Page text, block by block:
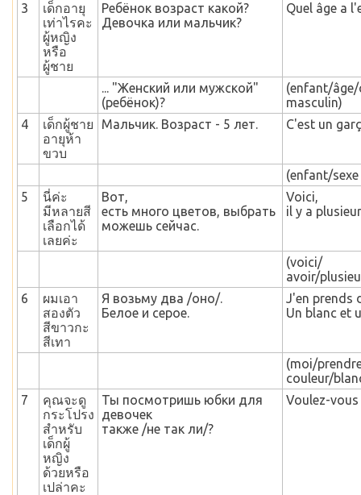
3
เด็กอายุ
เท่าไรคะ
ผู้หญิง
หรือ
ผู้ชาย
Ребёнок возраст какой?
Девочка или мальчик?
Quel âge a
... "Женский или мужской"
(ребёнок)?
(enfant/
masculin)
4
เด็กผู้ชาย
อายุห้า
ขวบ
Мальчик. Возраст - 5 лет. C'est un
(enfant/
5
นี่ค่ะ
มีหลายสี
เลือกได้
เลยค่ะ
Вот,
есть много цветов, выбрать
можешь сейчас.
Voici,
il y a
(voici/
avoir/
6
ผมเอา
สองตัว
สีขาวกะ
สีเทา
Я возьму два /оно/.
Белое и серое.
J'en prends
Un blanc et
(moi/
couleur/
7
คุณจะดู
กระโปรง
สำหรับ
เด็กผู้
หญิง
ด้วยหรือ
เปล่าคะ
Ты посмотришь юбки для
девочек
также /не так ли/?
Voulez-